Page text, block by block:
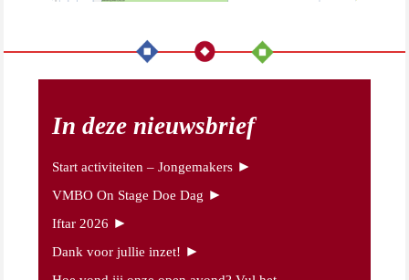
In deze nieuwsbrief
Start activiteiten – Jongemakers►
VMBO On Stage Doe Dag ►
Iftar 2026 ►
Dank voor jullie inzet! ►